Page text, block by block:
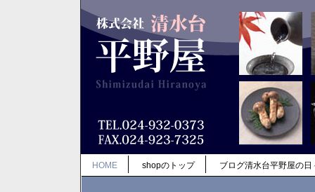
HOME shopのトップ ブログ清水台平野屋の日